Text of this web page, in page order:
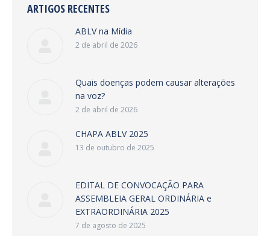
ARTIGOS RECENTES
ABLV na Mídia
2 de abril de 2026
Quais doenças podem causar alterações
na voz?
2 de abril de 2026
CHAPA ABLV 2025
13 de outubro de 2025
EDITAL DE CONVOCAÇÃO PARA
ASSEMBLEIA GERAL ORDINÁRIA e
EXTRAORDINÁRIA 2025
7 de agosto de 2025